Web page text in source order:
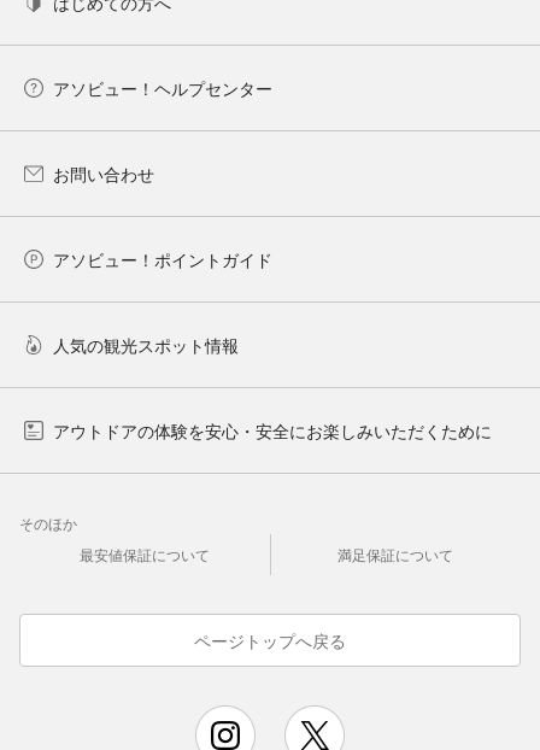
アソビュー！ヘルプセンター
お問い合わせ
アソビュー！ポイントガイド
人気の観光スポット情報
アウトドアの体験を安心・安全にお楽しみいただくために
そのほか
最安値保証について
満足保証について
ページトップへ戻る